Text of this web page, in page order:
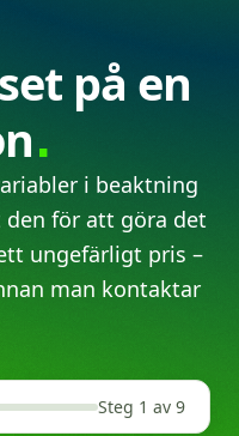
på en
i beaktning
för att göra det
ungefärligt pris –
man kontaktar
Steg 1 av 9